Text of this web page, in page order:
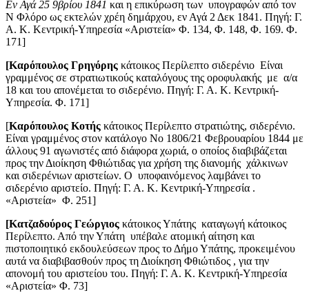
Εν Αγά 25 9βρίου 1841 και η επικύρωση των υπογραφών από τον
Ν Φλόρο ως εκτελών χρέη δημάρχου, εν Αγά 2 Δεκ 1841. Πηγή: Γ.
Α. Κ. Κεντρική-Υπηρεσία «Αριστεία» Φ. 134, Φ. 148, Φ. 169. Φ.
171]
[Καρόπουλος Γρηγόρης κάτοικος Περίλεπτο σιδερένιο Είναι
γραμμένος σε στρατιωτικούς καταλόγους της οροφυλακής με α/α
18 και του απονέμεται το σιδερένιο. Πηγή: Γ. Α. Κ. Κεντρική-
Υπηρεσία. Φ. 171]
[Καρόπουλος Κοτής κάτοικος Περίλεπτο στρατιώτης, σιδερένιο.
Είναι γραμμένος στον κατάλογο Νο 1806/21 Φεβρουαρίου 1844 με
άλλους 91 αγωνιστές από διάφορα χωριά, ο οποίος διαβιβάζεται
προς την Διοίκηση Φθιώτιδας για χρήση της διανομής χάλκινων
και σιδερένιων αριστείων. Ο υποφαινόμενος λαμβάνει το
σιδερένιο αριστείο. Πηγή: Γ. Α. Κ. Κεντρική-Υπηρεσία .
«Αριστεία» Φ. 251]
[Κατζαδούρος Γεώργιος κάτοικος Υπάτης καταγωγή κάτοικος
Περίλεπτο. Από την Υπάτη υπέβαλε ατομική αίτηση και
πιστοποιητικό εκδουλεύσεων προς το Δήμο Υπάτης, προκειμένου
αυτά να διαβιβασθούν προς τη Διοίκηση Φθιώτιδος , για την
απονομή του αριστείου του. Πηγή: Γ. Α. Κ. Κεντρική-Υπηρεσία
«Αριστεία» Φ. 73]